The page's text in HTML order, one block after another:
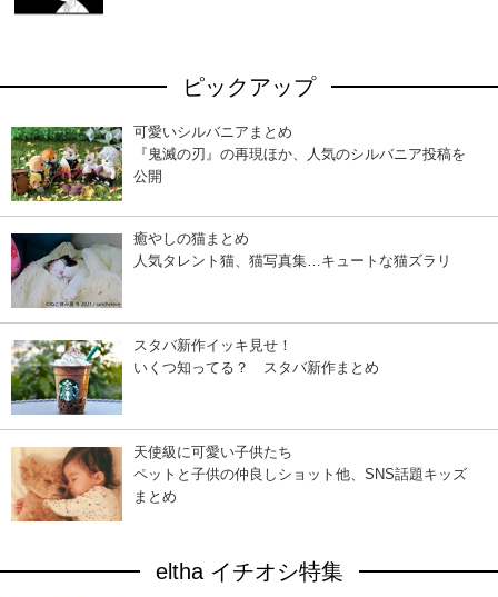
ピックアップ
可愛いシルバニアまとめ
『鬼滅の刃』の再現ほか、人気のシルバニア投稿を
公開
癒やしの猫まとめ
人気タレント猫、猫写真集…キュートな猫ズラリ
スタバ新作イッキ見せ！
いくつ知ってる？ スタバ新作まとめ
天使級に可愛い子供たち
ペットと子供の仲良しショット他、SNS話題キッズ
まとめ
eltha イチオシ特集